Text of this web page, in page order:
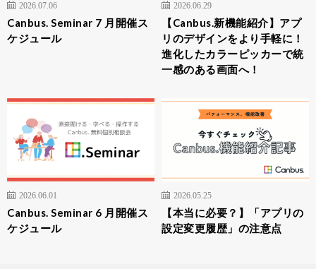
2026.07.06
Canbus. Seminar 7 月開催ス
ケジュール
2026.06.29
【Canbus.新機能紹介】アプ
リのデザインをより手軽に！
進化したカラーピッカーで統
一感のある画面へ！
2026.06.01
Canbus. Seminar 6 月開催ス
ケジュール
2026.05.25
【本当に必要？】「アプリの
設定変更履歴」の注意点